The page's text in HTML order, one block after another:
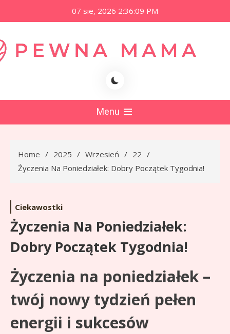
to
07 sie, 2026 2:36:10 PM
Menu
Home 2025 Wrzesień
22
Życzenia Na Poniedziałek: Dobry Początek Tygodnia!
Ciekawostki
Życzenia Na Poniedziałek:
Dobry Początek Tygodnia!
Życzenia na poniedziałek –
twój nowy tydzień pełen
energii i sukcesów